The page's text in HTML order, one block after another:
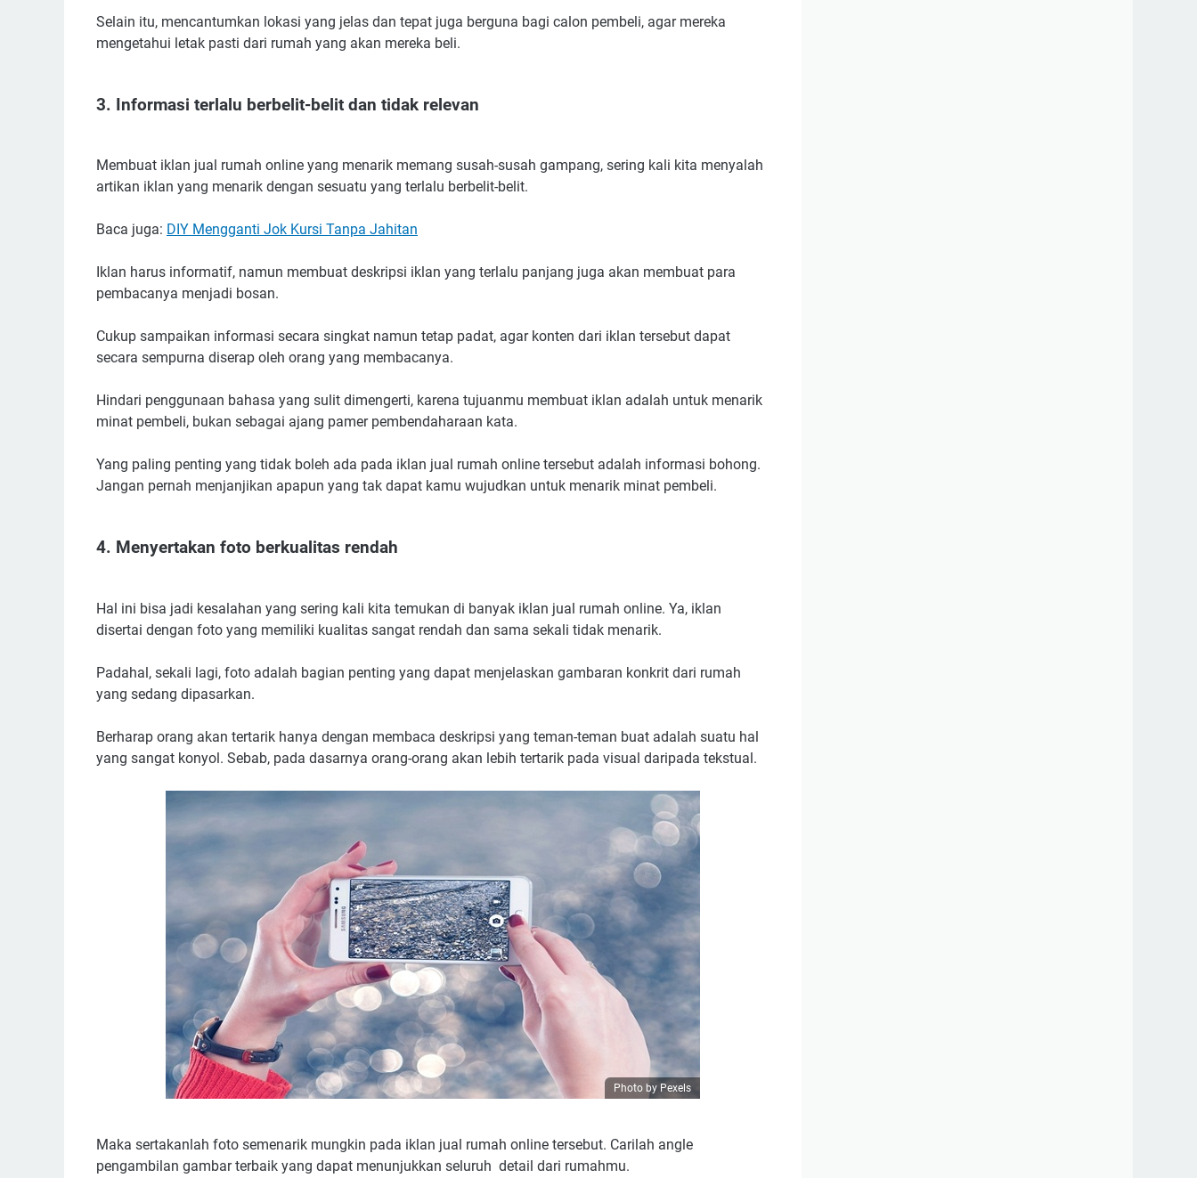
Selain itu, mencantumkan lokasi yang jelas dan tepat juga berguna bagi calon pembeli, agar mereka
mengetahui letak pasti dari rumah yang akan mereka beli.
3. Informasi terlalu berbelit-belit dan tidak relevan
Membuat iklan jual rumah online yang menarik memang susah-susah gampang, sering kali kita menyalah
artikan iklan yang menarik dengan sesuatu yang terlalu berbelit-belit.
Baca juga: DIY Mengganti Jok Kursi Tanpa Jahitan
Iklan harus informatif, namun membuat deskripsi iklan yang terlalu panjang juga akan membuat para
pembacanya menjadi bosan.
Cukup sampaikan informasi secara singkat namun tetap padat, agar konten dari iklan tersebut dapat
secara sempurna diserap oleh orang yang membacanya.
Hindari penggunaan bahasa yang sulit dimengerti, karena tujuanmu membuat iklan adalah untuk menarik
minat pembeli, bukan sebagai ajang pamer pembendaharaan kata.
Yang paling penting yang tidak boleh ada pada iklan jual rumah online tersebut adalah informasi bohong.
Jangan pernah menjanjikan apapun yang tak dapat kamu wujudkan untuk menarik minat pembeli.
4. Menyertakan foto berkualitas rendah
Hal ini bisa jadi kesalahan yang sering kali kita temukan di banyak iklan jual rumah online. Ya, iklan
disertai dengan foto yang memiliki kualitas sangat rendah dan sama sekali tidak menarik.
Padahal, sekali lagi, foto adalah bagian penting yang dapat menjelaskan gambaran konkrit dari rumah
yang sedang dipasarkan.
Berharap orang akan tertarik hanya dengan membaca deskripsi yang teman-teman buat adalah suatu hal
yang sangat konyol. Sebab, pada dasarnya orang-orang akan lebih tertarik pada visual daripada tekstual.
Photo by Pexels
Maka sertakanlah foto semenarik mungkin pada iklan jual rumah online tersebut. Carilah angle
pengambilan gambar terbaik yang dapat menunjukkan seluruh detail dari rumahmu.